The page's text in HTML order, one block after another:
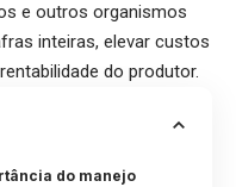
e outros organismos
inteiras, elevar custos
do produtor.
do manejo